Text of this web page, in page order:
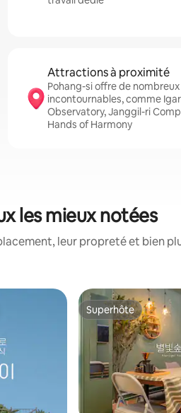
Attractions à proximité
Pohang-si offre de
incontournables, comme
Observatory, Janggil-ri
Hands of Harmony
les mieux notées
leur propreté et bien
Superhôte
Superhôte